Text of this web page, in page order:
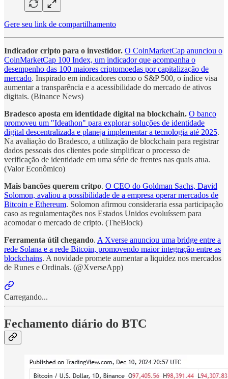
Gere seu link de compartilhamento
Indicador cripto para o investidor. O CoinMarketCap anunciou o
CoinMarketCap 100 Index, um indicador que acompanha o
desempenho das 100 maiores criptomoedas por capitalização de
mercado. Inspirado em indicadores como o S&P 500, o índice visa
aumentar a transparência e a acessibilidade do mercado de ativos
digitais. (Binance News)
Bradesco aposta em identidade digital na blockchain. O banco
promoveu um "Ideathon" para explorar soluções de identidade
digital descentralizada e planeja implementar a tecnologia até 2025.
Na avaliação do Bradesco, a utilização de blockchain para registrar
dados pessoais dos clientes pode simplificar o processo de
verificação de identidade em uma série de frentes nas quais atua.
(Valor Econômico)
Mais bancões querem critpo. O CEO do Goldman Sachs, David
Solomon, avaliou a possibilidade de a empresa operar mercados de
Bitcoin e Ethereum. Solomon afirmou consideraria essa participação
caso as regulamentações nos Estados Unidos evoluíssem para
acomodar o mercado de cripto. (TheBlock)
Ferramenta útil chegando. A Xverse anunciou uma bridge entre a
rede Solana e a rede Bitcoin, promovendo maior integração entre as
blockchains. A novidade promete aumentar a liquidez nos mercados
de Runes e Ordinals. (@XverseApp)
Carregando...
Fechamento diário do BTC